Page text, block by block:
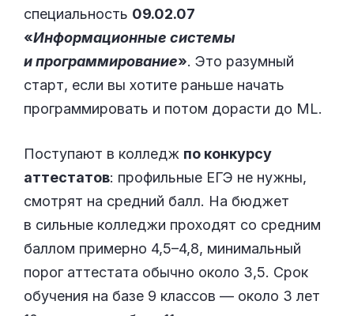
специальность 09.02.07
«Информационные системы
и программирование». Это разумный
старт, если вы хотите раньше начать
программировать и потом дорасти до ML.
Поступают в колледж по конкурсу
аттестатов: профильные ЕГЭ не нужны,
смотрят на средний балл. На бюджет
в сильные колледжи проходят со средним
баллом примерно 4,5–4,8, минимальный
порог аттестата обычно около 3,5. Срок
обучения на базе 9 классов — около 3 лет